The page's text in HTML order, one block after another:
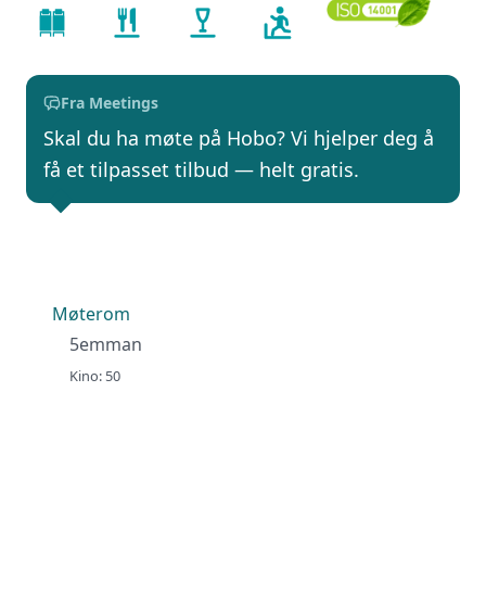
Fra Meetings
Skal du ha møte på Hobo? Vi hjelper deg å
få et tilpasset tilbud — helt gratis.
Møterom
5emman
Kino: 50